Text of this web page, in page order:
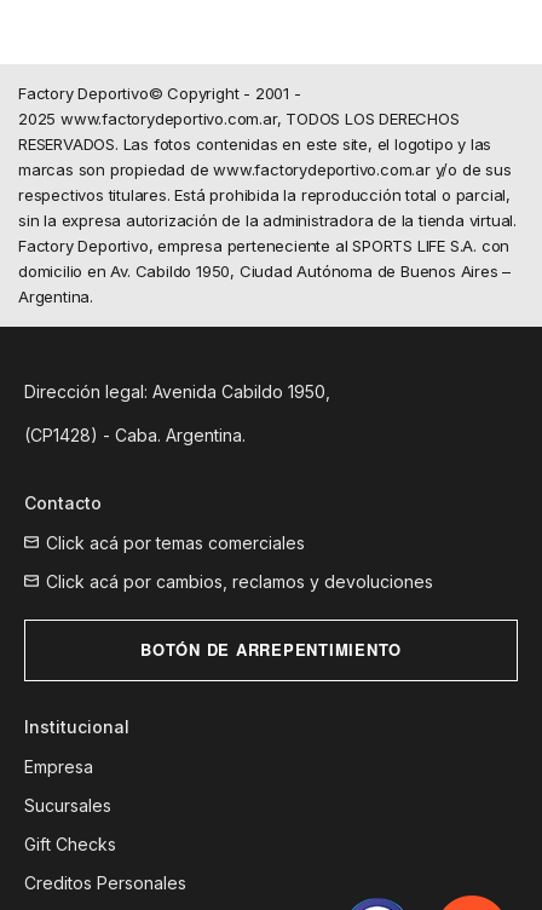
Factory Deportivo© Copyright - 2001 -
2025 www.factorydeportivo.com.ar, TODOS LOS DERECHOS
RESERVADOS. Las fotos contenidas en este site, el logotipo y las
marcas son propiedad de www.factorydeportivo.com.ar y/o de sus
respectivos titulares. Está prohibida la reproducción total o parcial,
sin la expresa autorización de la administradora de la tienda virtual.
Factory Deportivo, empresa perteneciente al SPORTS LIFE S.A. con
domicilio en Av. Cabildo 1950, Ciudad Autónoma de Buenos Aires –
Argentina.
Dirección legal: Avenida Cabildo 1950,
(CP1428) - Caba. Argentina.
Institucional
Empresa
Sucursales
Gift Checks
Creditos Personales
Contacto
Click acá por temas comerciales
Click acá por cambios, reclamos y devoluciones
BOTÓN DE ARREPENTIMIENTO